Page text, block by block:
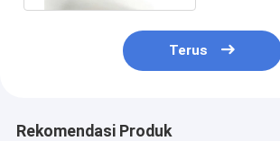
Terus
Rekomendasi Produk